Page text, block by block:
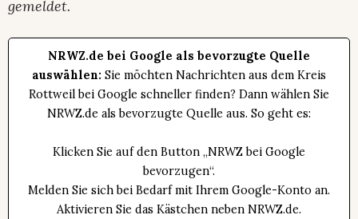
gemeldet.
NRWZ.de bei Google als bevorzugte Quelle
auswählen: Sie möchten Nachrichten aus dem Kreis
Rottweil bei Google schneller finden? Dann wählen Sie
NRWZ.de als bevorzugte Quelle aus. So geht es:
Klicken Sie auf den Button „NRWZ bei Google
bevorzugen“.
Melden Sie sich bei Bedarf mit Ihrem Google-Konto an.
Aktivieren Sie das Kästchen neben NRWZ.de.